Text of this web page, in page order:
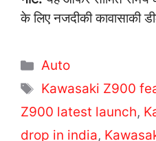
के लिए नजदीकी कावासाकी
C
a
e
Auto
T
a
Kawasaki Z900
Z900 latest launch,
drop in india,